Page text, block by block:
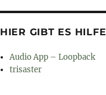
HIER GIBT ES HILFE
Audio App – Loopback
trisaster